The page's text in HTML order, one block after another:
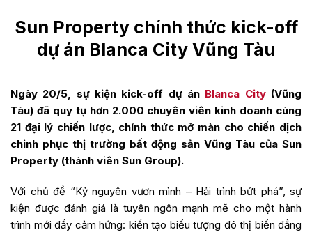
Sun Property chính thức kick-off
dự án Blanca City Vũng Tàu
Ngày 20/5, sự kiện kick-off dự án Blanca City(Vũng
Tàu) đã quy tụ hơn 2.000 chuyên viên kinh doanh cùng
21 đại lý chiến lược, chính thức mở màn cho chiến dịch
chinh phục thị trường bất động sản Vũng Tàu của Sun
Property (thành viên Sun Group).
Với chủ đề “Kỷ nguyên vươn mình – Hải trình bứt phá”, sự
kiện được đánh giá là tuyên ngôn mạnh mẽ cho một hành
trình mới đầy cảm hứng: kiến tạo biểu tượng đô thị biển đẳng